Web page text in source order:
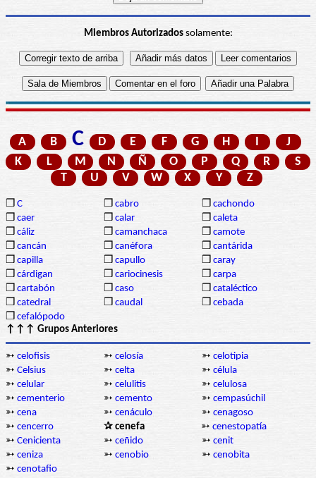
Miembros Autorizadossolamente:
A B C D E F G H I
J
K
L M N Ñ O P Q R
S
T
U V W X Y Z
❒ C ❒ cabro ❒ cachondo
❒ caer ❒ calar ❒ caleta
❒ cáliz ❒ camanchaca ❒ camote
❒ cancán ❒ canéfora ❒ cantárida
❒ capilla ❒ capullo ❒ caray
❒ cárdigan ❒ cariocinesis ❒ carpa
❒ cartabón ❒ caso ❒ cataléctico
❒ catedral ❒ caudal ❒ cebada
❒ cefalópodo
↑↑↑ Grupos Anteriores
➳ celofisis ➳ celosía ➳ celotipia
➳ Celsius ➳ celta ➳ célula
➳ celular ➳ celulitis ➳ celulosa
➳ cementerio ➳ cemento ➳ cempasúchil
➳ cena ➳ cenáculo ➳ cenagoso
➳ cencerro ✰ cenefa ➳ cenestopatía
➳ Cenicienta ➳ ceñido ➳ cenit
➳ ceniza ➳ cenobio ➳ cenobita
➳ cenotafio